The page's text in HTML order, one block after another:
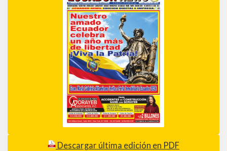
Descargar última edición en PDF